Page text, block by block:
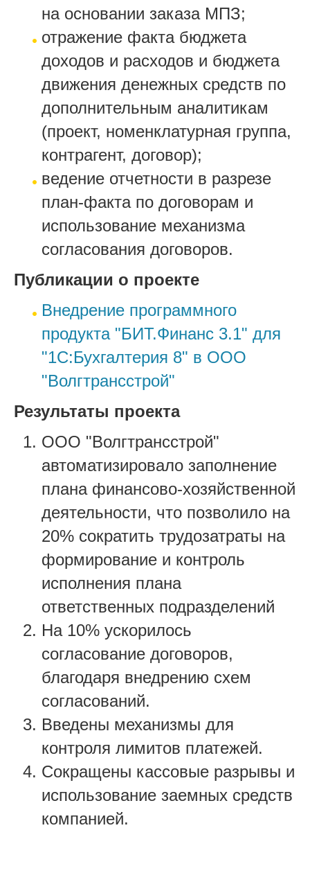
на основании заказа МПЗ;
отражение факта бюджета
доходов и расходов и бюджета
движения денежных средств по
дополнительным аналитикам
(проект, номенклатурная группа,
контрагент, договор);
ведение отчетности в разрезе
план-факта по договорам и
использование механизма
согласования договоров.
Публикации о проекте
Внедрение программного
продукта "БИТ.Финанс 3.1" для
"1С:Бухгалтерия 8" в ООО
"Волгтрансстрой"
Результаты проекта
ООО "Волгтрансстрой"
автоматизировало заполнение
плана финансово-хозяйственной
деятельности, что позволило на
20% сократить трудозатраты на
формирование и контроль
исполнения плана
ответственных подразделений
На 10% ускорилось
согласование договоров,
благодаря внедрению схем
согласований.
Введены механизмы для
контроля лимитов платежей.
Сокращены кассовые разрывы и
использование заемных средств
компанией.